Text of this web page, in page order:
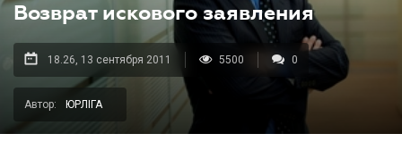
Возврат искового заявления
18.26, 13 сентября 2011 5500 0
Автор: ЮРЛІГА